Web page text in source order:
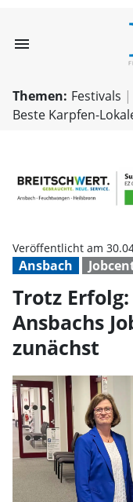
menu
Themen: Festivals
Beste Karpfen-
Ansbach
Veröffentlicht am
Trotz
Ansbachs
zunächst